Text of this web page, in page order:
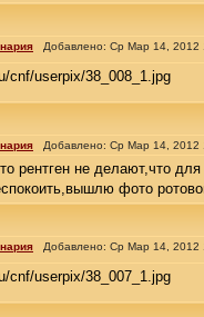
Добавлено: Ср Мар 14,
cnf/userpix/38_008_1.jpg
Добавлено: Ср Мар 14,
рентген не делают,что
фото
Добавлено: Ср Мар 14,
cnf/userpix/38_007_1.jpg